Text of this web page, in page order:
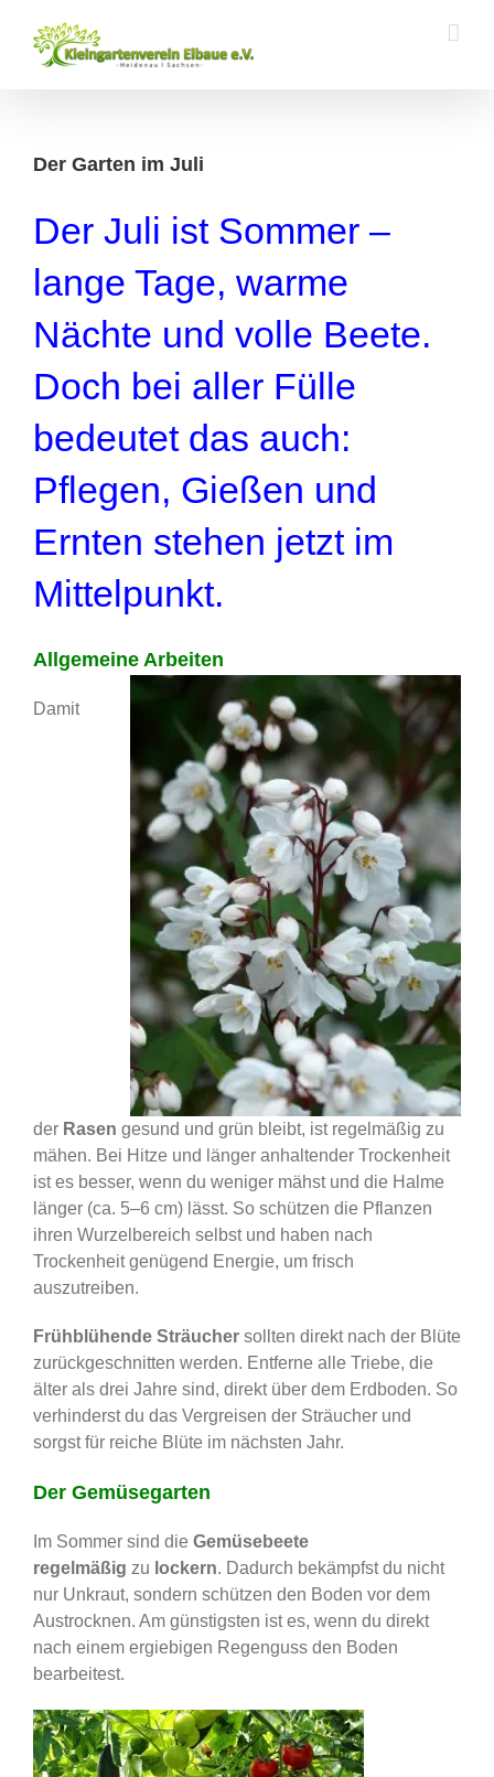
Inhalt
springen
Der Garten im Juli
Der Juli ist Sommer –
lange Tage, warme
Nächte und volle Beete.
Doch bei aller Fülle
bedeutet das auch:
Pflegen, Gießen und
Ernten stehen jetzt im
Mittelpunkt.
Allgemeine Arbeiten
Damit
der Rasen gesund und grün bleibt, ist regelmäßig zu
mähen. Bei Hitze und länger anhaltender Trockenheit
ist es besser, wenn du weniger mähst und die Halme
länger (ca. 5–6 cm) lässt. So schützen die Pflanzen
ihren Wurzelbereich selbst und haben nach
Trockenheit genügend Energie, um frisch
auszutreiben.
Frühblühende Sträucher sollten direkt nach der Blüte
zurückgeschnitten werden. Entferne alle Triebe, die
älter als drei Jahre sind, direkt über dem Erdboden. So
verhinderst du das Vergreisen der Sträucher und
sorgst für reiche Blüte im nächsten Jahr.
Der Gemüsegarten
Im Sommer sind die Gemüsebeete
regelmäßig zu lockern. Dadurch bekämpfst du nicht
nur Unkraut, sondern schützen den Boden vor dem
Austrocknen. Am günstigsten ist es, wenn du direkt
nach einem ergiebigen Regenguss den Boden
bearbeitest.